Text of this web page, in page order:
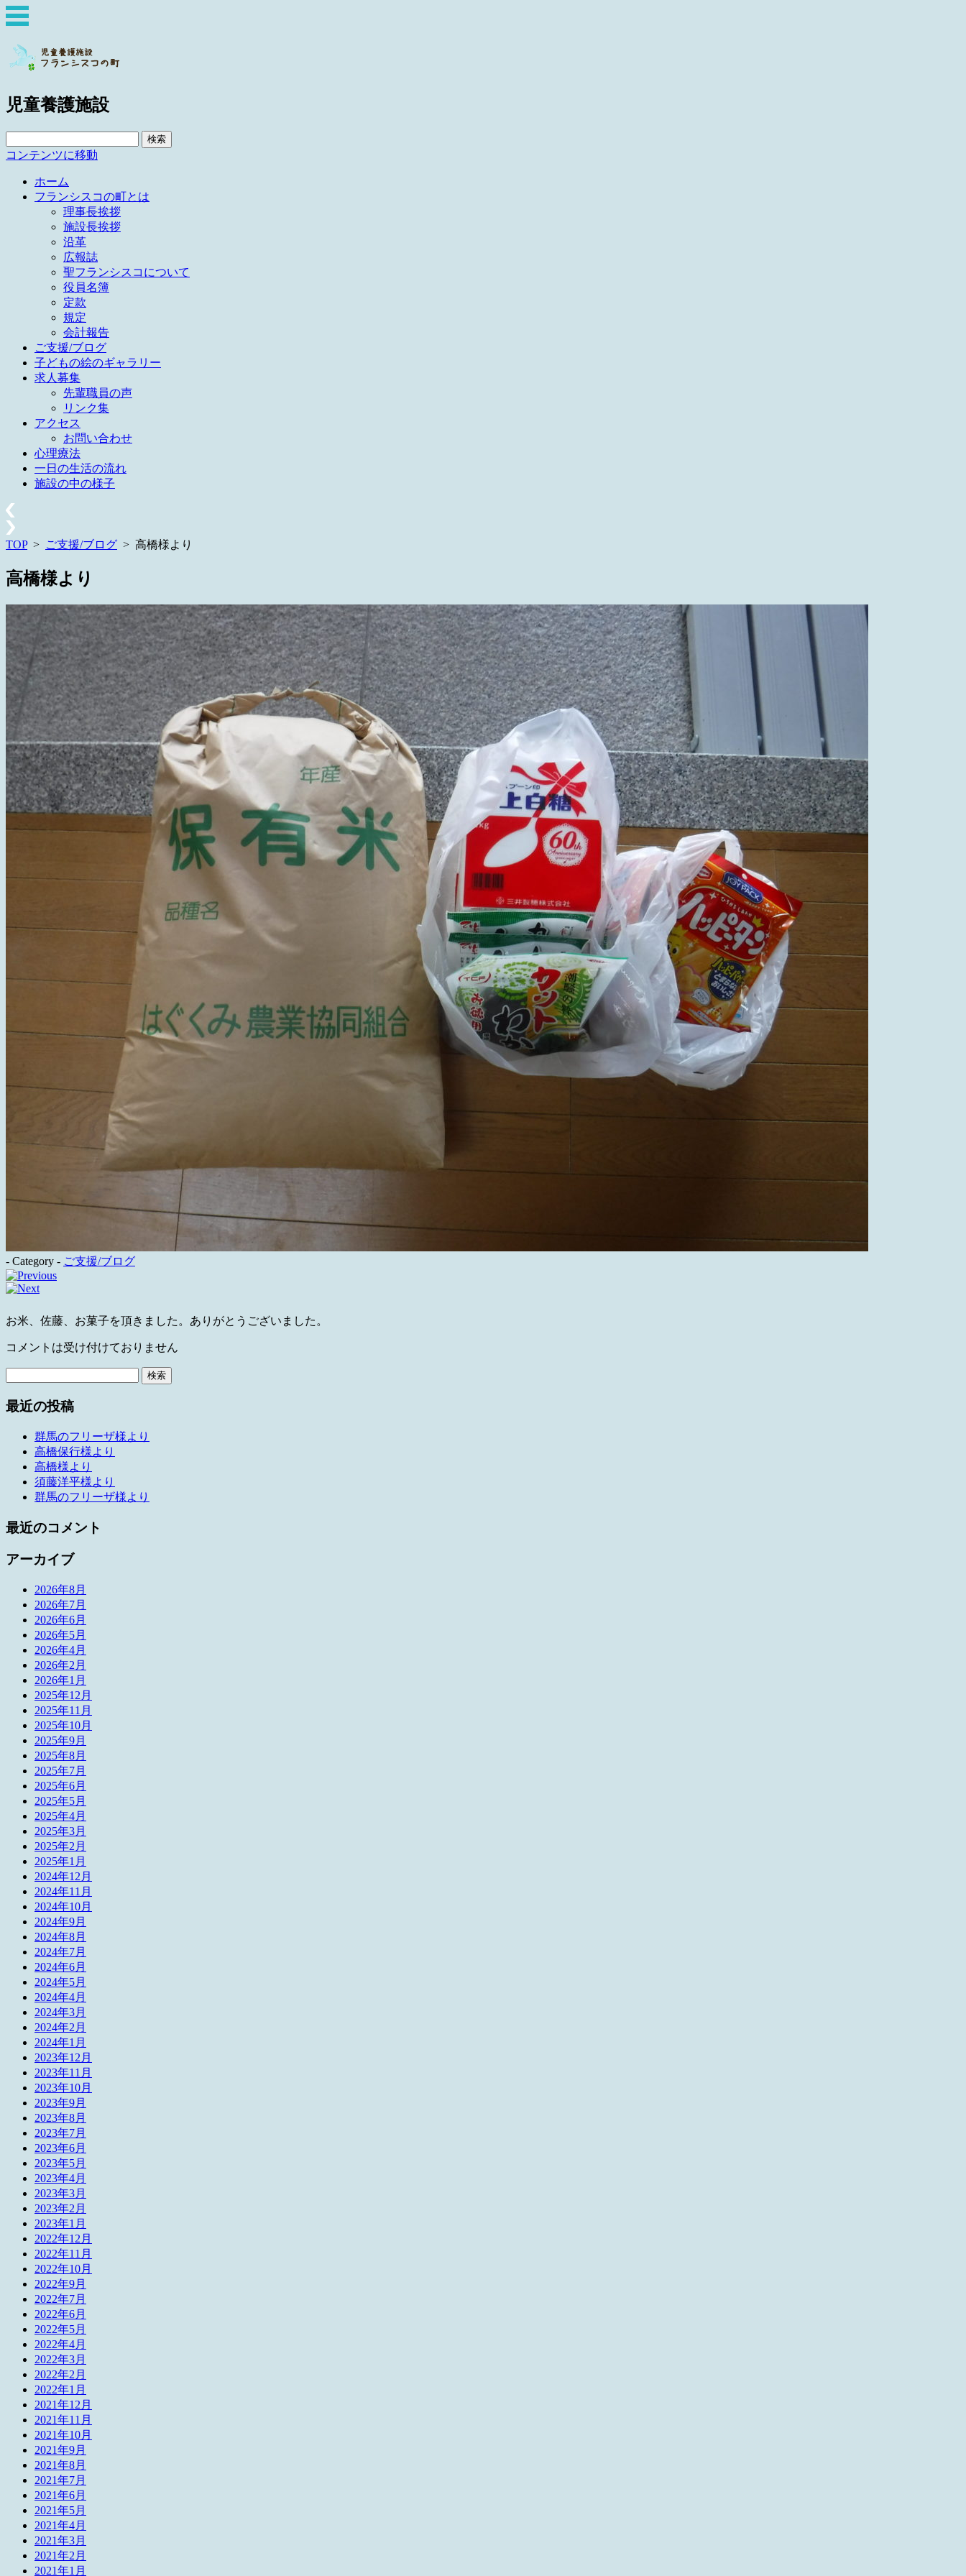
児童養護施設
索:
コンテンツに移動
ホーム
フランシスコの町とは
理事長挨拶
施設長挨拶
沿革
広報誌
聖フランシスコについて
役員名簿
定款
規定
会計報告
ご支援/ブログ
子どもの絵のギャラリー
求人募集
先輩職員の声
リンク集
アクセス
お問い合わせ
心理療法
一日の生活の流れ
施設の中の様子
TOP> ご支援/ブログ > 高橋様より
高橋様より
- Category - ご支援/ブログ
お米、佐藤、お菓子を頂きました。ありがとうございました。
コメントは受け付けておりません
最近の投稿
群馬のフリーザ様より
高橋保行様より
高橋様より
須藤洋平様より
群馬のフリーザ様より
最近のコメント
アーカイブ
2026年8月
2026年7月
2026年6月
2026年5月
2026年4月
2026年2月
2026年1月
2025年12月
2025年11月
2025年10月
2025年9月
2025年8月
2025年7月
2025年6月
2025年5月
2025年4月
2025年3月
2025年2月
2025年1月
2024年12月
2024年11月
2024年10月
2024年9月
2024年8月
2024年7月
2024年6月
2024年5月
2024年4月
2024年3月
2024年2月
2024年1月
2023年12月
2023年11月
2023年10月
2023年9月
2023年8月
2023年7月
2023年6月
2023年5月
2023年4月
2023年3月
2023年2月
2023年1月
2022年12月
2022年11月
2022年10月
2022年9月
2022年7月
2022年6月
2022年5月
2022年4月
2022年3月
2022年2月
2022年1月
2021年12月
2021年11月
2021年10月
2021年9月
2021年8月
2021年7月
2021年6月
2021年5月
2021年4月
2021年3月
2021年2月
2021年1月